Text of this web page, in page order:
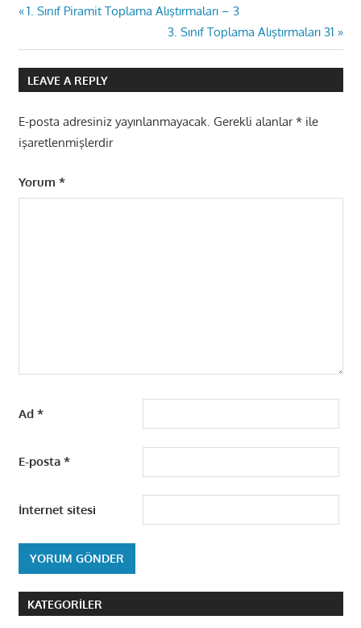
Yazı
gezinmesi
Previous
1. Sınıf Piramit Toplama Alıştırmaları – 3
Next
Post:
3. Sınıf Toplama Alıştırmaları 31
LEAVE A REPLY
E-posta adresiniz yayınlanmayacak. Gerekli alanlar*ile
işaretlenmişlerdir
Yorum *
Ad *
E-posta *
İnternet sitesi
KATEGORILER